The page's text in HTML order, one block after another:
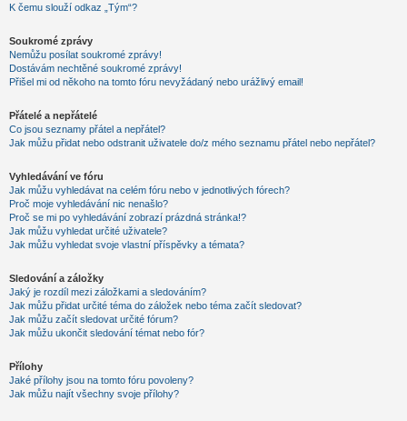
K čemu slouží odkaz „Tým“?
Soukromé zprávy
Nemůžu posílat soukromé zprávy!
Dostávám nechtěné soukromé zprávy!
Přišel mi od někoho na tomto fóru nevyžádaný nebo urážlivý email!
Přátelé a nepřátelé
Co jsou seznamy přátel a nepřátel?
Jak můžu přidat nebo odstranit uživatele do/z mého seznamu přátel nebo nepřátel?
Vyhledávání ve fóru
Jak můžu vyhledávat na celém fóru nebo v jednotlivých fórech?
Proč moje vyhledávání nic nenašlo?
Proč se mi po vyhledávání zobrazí prázdná stránka!?
Jak můžu vyhledat určité uživatele?
Jak můžu vyhledat svoje vlastní příspěvky a témata?
Sledování a záložky
Jaký je rozdíl mezi záložkami a sledováním?
Jak můžu přidat určité téma do záložek nebo téma začít sledovat?
Jak můžu začít sledovat určité fórum?
Jak můžu ukončit sledování témat nebo fór?
Přílohy
Jaké přílohy jsou na tomto fóru povoleny?
Jak můžu najít všechny svoje přílohy?